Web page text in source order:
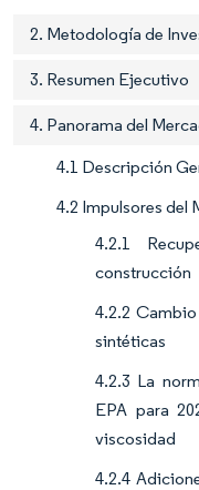
2. Metodología de
3. Resumen Ejecutivo
4. Panorama del
4.1 Descripción
4.2 Impulsores del
4.2.1
construcción
4.2.2
sintéticas
4.2.3 La
EPA para
viscosidad
4.2.4